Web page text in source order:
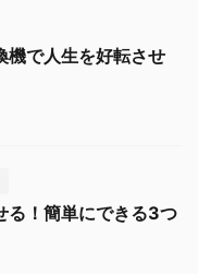
機で人生を好転させ
る！簡単にできる3つ